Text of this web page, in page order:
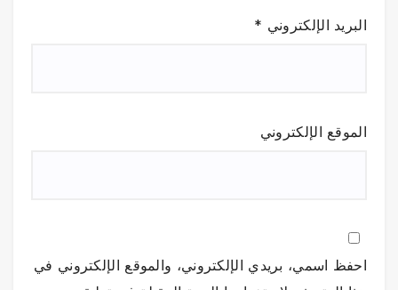
البريد الإلكتروني *
الموقع الإلكتروني
احفظ اسمي، بريدي الإلكتروني، والموقع الإلكتروني في